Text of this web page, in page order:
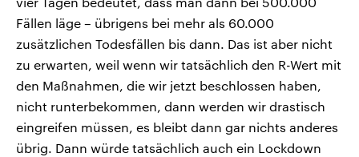
Fällen läge – übrigens bei mehr als 60.000
zusätzlichen Todesfällen bis dann. Das ist aber nicht
zu erwarten, weil wenn wir tatsächlich den R-Wert mit
den Maßnahmen, die wir jetzt beschlossen haben,
nicht runterbekommen, dann werden wir drastisch
eingreifen müssen, es bleibt dann gar nichts anderes
übrig. Dann würde tatsächlich auch ein Lockdown